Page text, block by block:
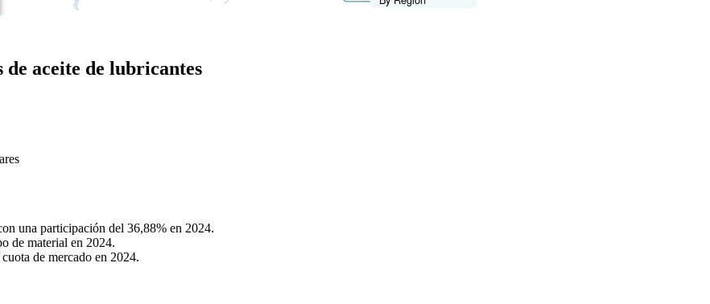
de aceite de lubricantes
una participación del 36,88% en 2024.
de material en 2024.
de mercado en 2024.